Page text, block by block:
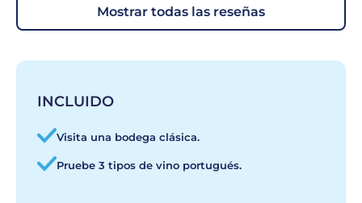
mostrar todas las reseñas
INCLUIDO
Visita una bodega clásica.
Pruebe 3 tipos de vino portugués.